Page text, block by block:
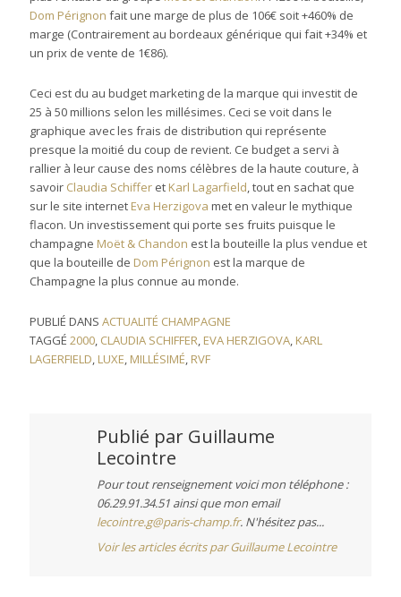
Dom Pérignon fait une marge de plus de 106€ soit +460% de
marge (Contrairement au bordeaux générique qui fait +34% et
un prix de vente de 1€86).
Ceci est du au budget marketing de la marque qui investit de
25 à 50 millions selon les millésimes. Ceci se voit dans le
graphique avec les frais de distribution qui représente
presque la moitié du coup de revient. Ce budget a servi à
rallier à leur cause des noms célèbres de la haute couture, à
savoir Claudia Schiffer et Karl Lagarfield, tout en sachat que
sur le site internet Eva Herzigova met en valeur le mythique
flacon. Un investissement qui porte ses fruits puisque le
champagne Moët & Chandon est la bouteille la plus vendue et
que la bouteille de Dom Pérignon est la marque de
Champagne la plus connue au monde.
PUBLIÉ DANSACTUALITÉ CHAMPAGNE
TAGGÉ2000, CLAUDIA SCHIFFER, EVA HERZIGOVA, KARL
LAGERFIELD, LUXE, MILLÉSIMÉ, RVF
Publié par Guillaume
Lecointre
Pour tout renseignement voici mon téléphone :
06.29.91.34.51 ainsi que mon email
lecointre.g@paris-champ.fr. N'hésitez pas...
Voir les articles écrits par Guillaume Lecointre